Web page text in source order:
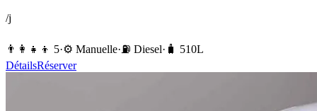
/j
👨‍👩‍👧‍👦 5·⚙️ Manuelle·⛽️ Diesel· 🧳 510L
DétailsRéserver